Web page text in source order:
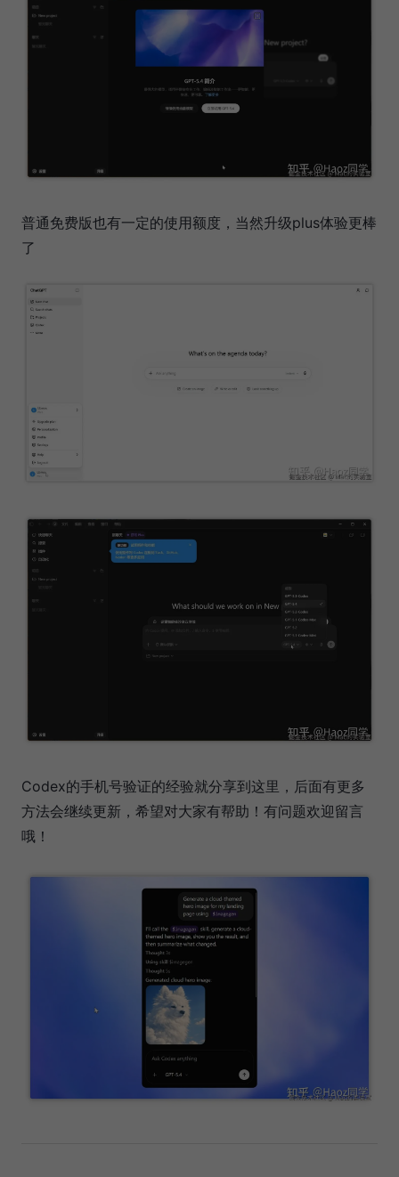
普通免费版也有一定的使用额度，当然升级plus体验更棒
了
Codex的手机号验证的经验就分享到这里，后面有更多
方法会继续更新，希望对大家有帮助！有问题欢迎留言
哦！